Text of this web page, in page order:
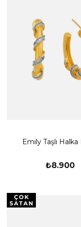
Emily Taşlı Halka
₺8.900